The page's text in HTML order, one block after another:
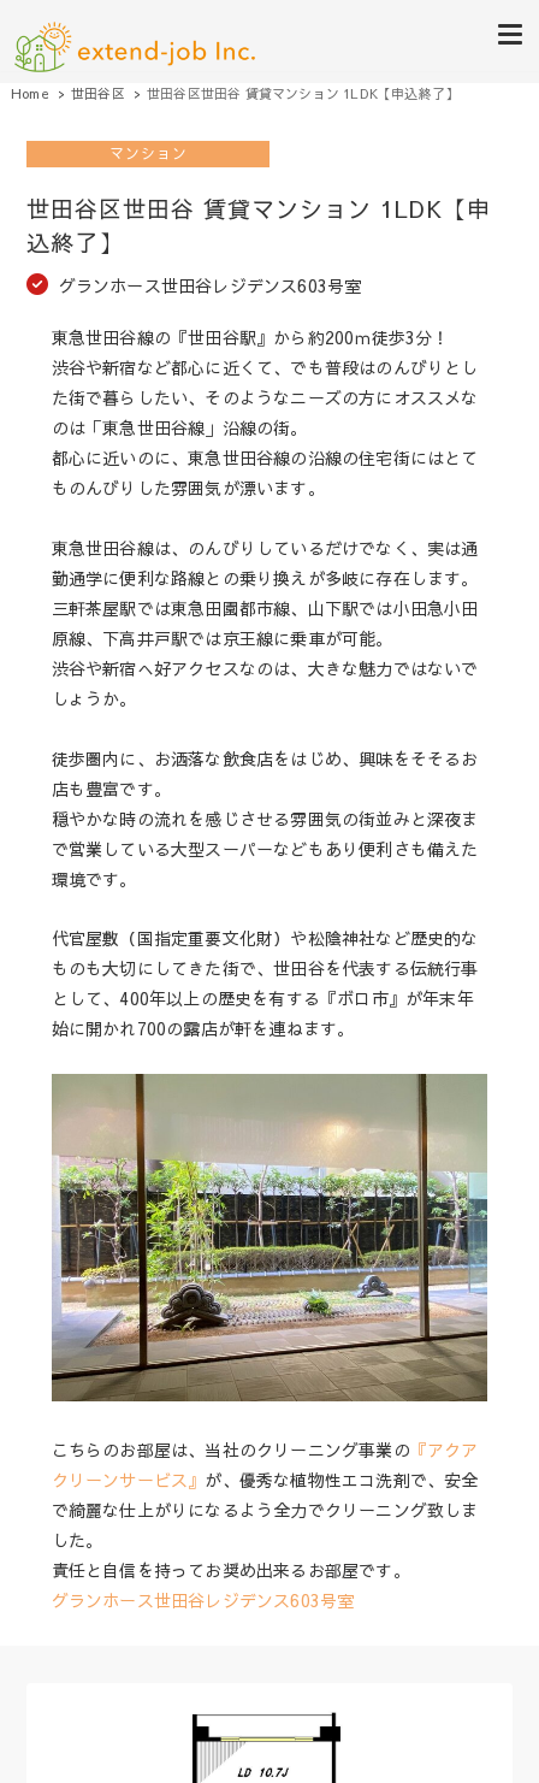
eいえちぇん不動産（by株式会
社extend-job）
綺麗なお部屋探しや清潔感のあるお部屋創りを全力でサポート致します
Home 世田谷区 世田谷区世田谷 賃貸マンション 1LDK【申込終了】
マンション
世田谷区世田谷 賃貸マンション 1LDK【申
込終了】
グランホース世田谷レジデンス603号室
東急世田谷線の『世田谷駅』から約200ｍ徒歩3分！
渋谷や新宿など都心に近くて、でも普段はのんびりとし
た街で暮らしたい、そのようなニーズの方にオススメな
のは「東急世田谷線」沿線の街。
都心に近いのに、東急世田谷線の沿線の住宅街にはとて
ものんびりした雰囲気が漂います。
東急世田谷線は、のんびりしているだけでなく、実は通
勤通学に便利な路線との乗り換えが多岐に存在します。
三軒茶屋駅では東急田園都市線、山下駅では小田急小田
原線、下高井戸駅では京王線に乗車が可能。
渋谷や新宿へ好アクセスなのは、大きな魅力ではないで
しょうか。
徒歩圏内に、お洒落な飲食店をはじめ、興味をそそるお
店も豊富です。
穏やかな時の流れを感じさせる雰囲気の街並みと深夜ま
で営業している大型スーパーなどもあり便利さも備えた
環境です。
代官屋敷（国指定重要文化財）や松陰神社など歴史的な
ものも大切にしてきた街で、世田谷を代表する伝統行事
として、400年以上の歴史を有する『ボロ市』が年末年
始に開かれ700の露店が軒を連ねます。
こちらのお部屋は、当社のクリーニング事業の 『アクア
クリーンサービス』 が、優秀な植物性エコ洗剤で、安全
で綺麗な仕上がりになるよう全力でクリーニング致しま
した。
責任と自信を持ってお奨め出来るお部屋です。
グランホース世田谷レジデンス603号室